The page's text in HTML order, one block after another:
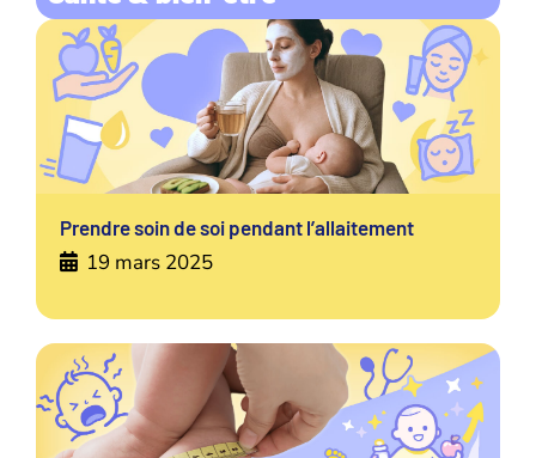
Prendre soin de soi pendant l’allaitement
19 mars 2025